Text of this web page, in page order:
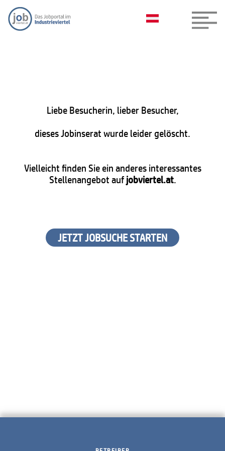
Liebe Besucherin, lieber Besucher,
dieses Jobinserat wurde leider gelöscht.
Vielleicht finden Sie ein anderes interessantes
Stellenangebot aufjobviertel.at.
JETZT JOBSUCHE STARTEN